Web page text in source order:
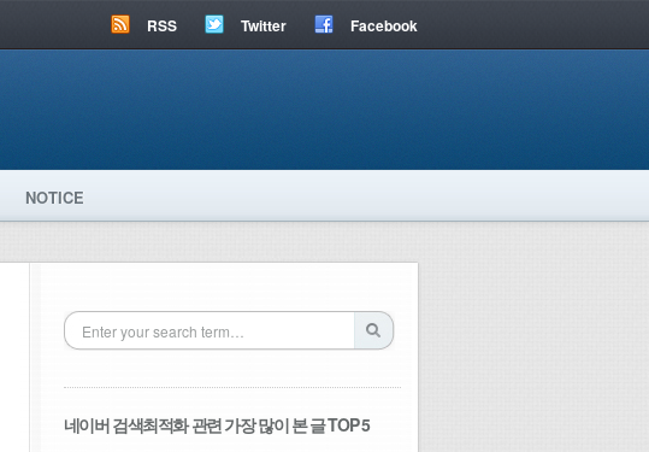
RSS Twitter Facebook
NOTICE
네이버 검색최적화 관련 가장 많이 본 글 TOP 5